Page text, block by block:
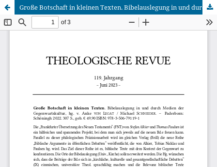
Große Botschaft in kleinen Texten. Bibelauslegung in und durch Medien der Gegenwartskultur, hg. v. Anke VON Legat / Michael Schneider